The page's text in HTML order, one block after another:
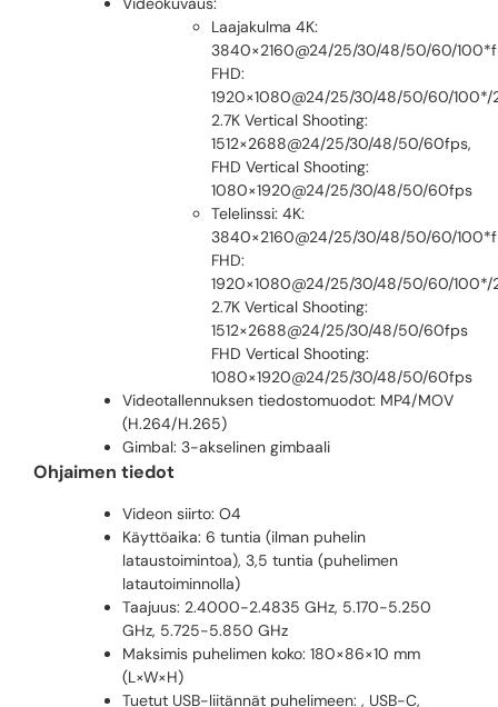
Laajakulma 4K:
3840×2160@24/25/30/48/50/60/
FHD:
1920×1080@24/25/30/48/50/60/
2.7K Vertical Shooting:
1512×2688@24/25/30/48/50/60fps,
FHD Vertical Shooting:
1080×1920@24/25/30/48/50/60fps
Telelinssi: 4K:
3840×2160@24/25/30/48/50/60/
FHD:
1920×1080@24/25/30/48/50/60/
2.7K Vertical Shooting:
1512×2688@24/25/30/48/50/60fps
FHD Vertical Shooting:
1080×1920@24/25/30/48/50/60fps
Videotallennuksen tiedostomuodot: MP4/MOV
(H.264/H.265)
Gimbal: 3-akselinen gimbaali
Ohjaimen tiedot
Videon siirto: O4
Käyttöaika: 6 tuntia (ilman puhelin
lataustoimintoa), 3,5 tuntia (puhelimen
latautoiminnolla)
Taajuus: 2.4000-2.4835 GHz, 5.170-5.250
GHz, 5.725-5.850 GHz
Maksimis puhelimen koko: 180×86×10 mm
(L×W×H)
Tuetut USB-liitännät puhelimeen: , USB-C,